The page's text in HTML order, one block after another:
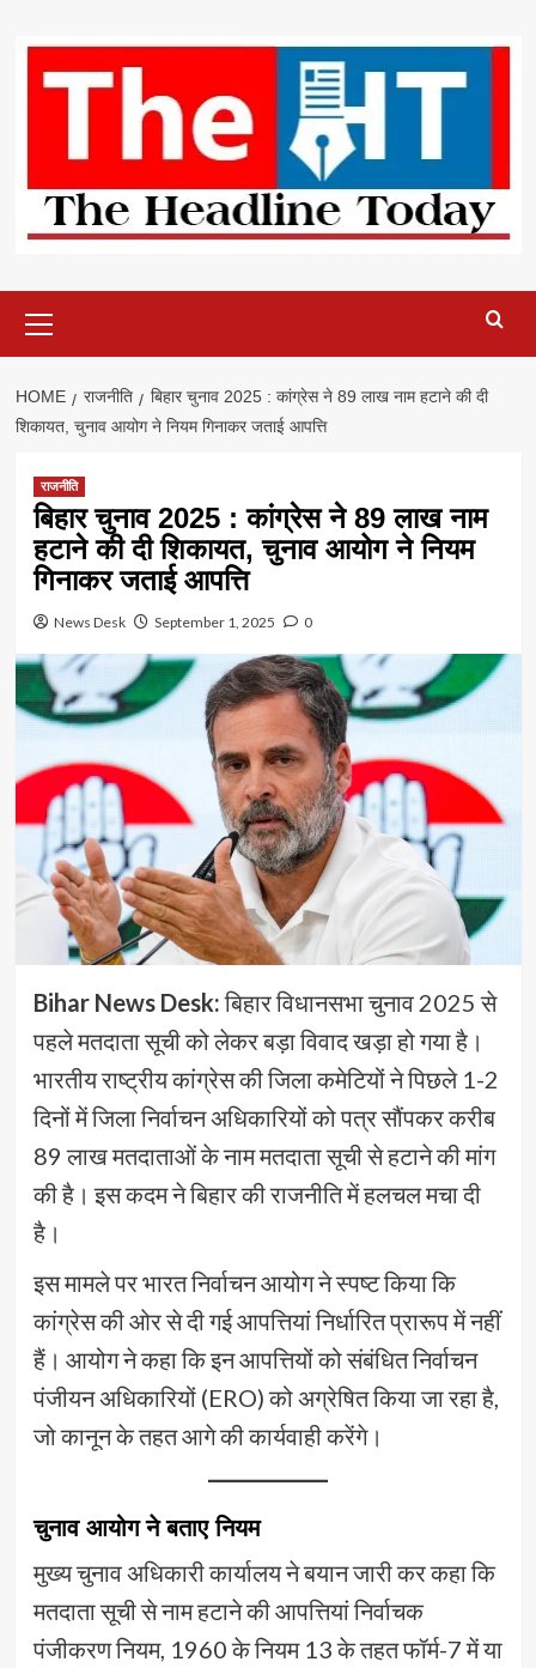
content
Menu
HOME राजनीति
बिहार चुनाव 2025 : कांग्रेस ने 89 लाख नाम हटाने की दी
शिकायत, चुनाव आयोग ने नियम गिनाकर जताई आपत्ति
राजनीति
बिहार चुनाव 2025 : कांग्रेस ने 89 लाख नाम
हटाने की दी शिकायत, चुनाव आयोग ने नियम
गिनाकर जताई आपत्ति
News Desk September 1, 2025 0
Bihar News Desk:बिहार विधानसभा चुनाव 2025 से
पहले मतदाता सूची को लेकर बड़ा विवाद खड़ा हो गया है।
भारतीय राष्ट्रीय कांग्रेस की जिला कमेटियों ने पिछले 1-2
दिनों में जिला निर्वाचन अधिकारियों को पत्र सौंपकर करीब
89 लाख मतदाताओं के नाम मतदाता सूची से हटाने की मांग
की है। इस कदम ने बिहार की राजनीति में हलचल मचा दी
है।
इस मामले पर भारत निर्वाचन आयोग ने स्पष्ट किया कि
कांग्रेस की ओर से दी गई आपत्तियां निर्धारित प्रारूप में नहीं
हैं। आयोग ने कहा कि इन आपत्तियों को संबंधित निर्वाचन
पंजीयन अधिकारियों (ERO) को अग्रेषित किया जा रहा है,
जो कानून के तहत आगे की कार्यवाही करेंगे।
चुनाव आयोग ने बताए नियम
मुख्य चुनाव अधिकारी कार्यालय ने बयान जारी कर कहा कि
मतदाता सूची से नाम हटाने की आपत्तियां निर्वाचक
पंजीकरण नियम, 1960 के नियम 13 के तहत फॉर्म-7 में या